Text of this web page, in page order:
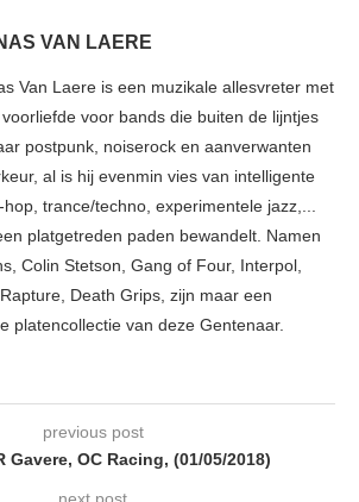
VAN LAERE
Van Laere is een muzikale allesvreter met
voor bands die buiten de lijntjes
postpunk, noiserock en aanverwanten
al is hij evenmin vies van intelligente
trance/techno, experimentele jazz,...
platgetreden paden bewandelt. Namen
Colin Stetson, Gang of Four, Interpol,
Death Grips, zijn maar een
platencollectie van deze Gentenaar.
previous post
Gavere, OC Racing, (01/05/2018)